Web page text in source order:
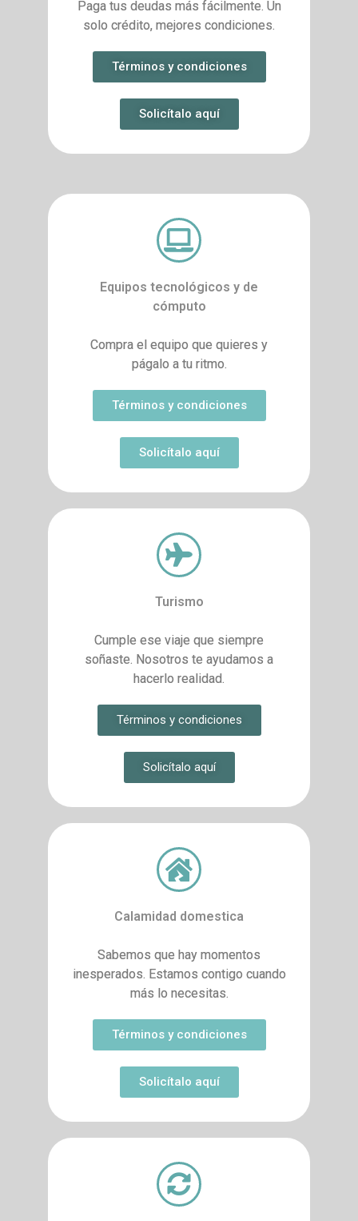
Paga tus deudas más fácilmente. Un
solo crédito, mejores condiciones.
Términos y condiciones
Solicítalo aquí
Equipos tecnológicos y de
cómputo
Compra el equipo que quieres y
págalo a tu ritmo.
Términos y condiciones
Solicítalo aquí
Turismo
Cumple ese viaje que siempre
soñaste. Nosotros te ayudamos a
hacerlo realidad.
Términos y condiciones
Solicítalo aquí
Calamidad domestica
Sabemos que hay momentos
inesperados. Estamos contigo cuando
más lo necesitas.
Términos y condiciones
Solicítalo aquí